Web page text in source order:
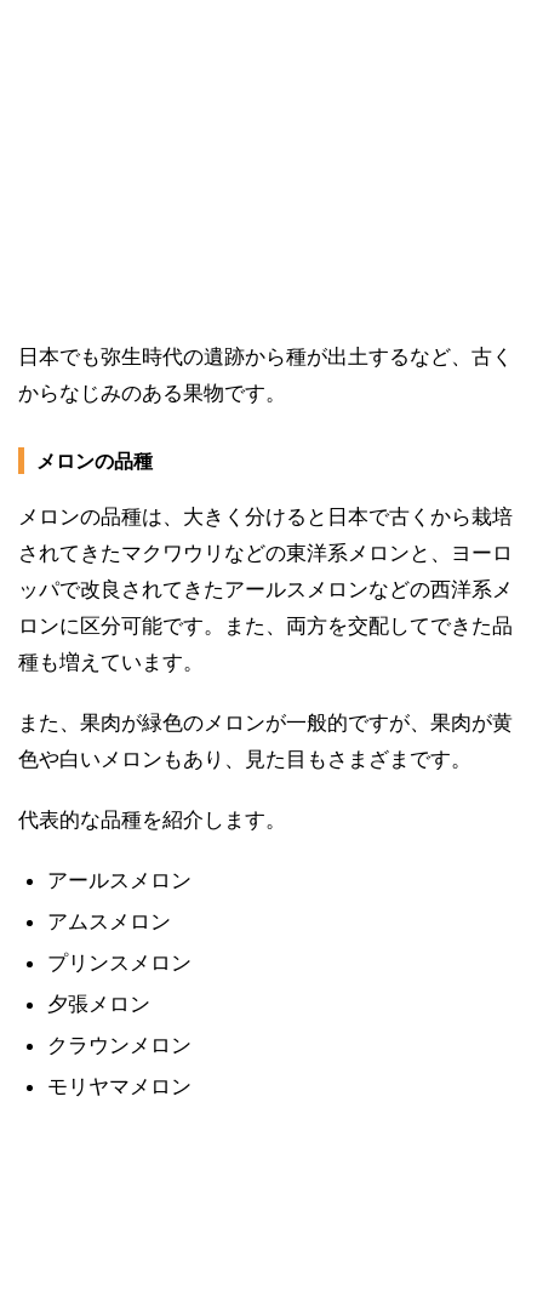
日本でも弥生時代の遺跡から種が出土するなど、古く
からなじみのある果物です。
メロンの品種
メロンの品種は、大きく分けると日本で古くから栽培
されてきたマクワウリなどの東洋系メロンと、ヨーロ
ッパで改良されてきたアールスメロンなどの西洋系メ
ロンに区分可能です。また、両方を交配してできた品
種も増えています。
また、果肉が緑色のメロンが一般的ですが、果肉が黄
色や白いメロンもあり、見た目もさまざまです。
代表的な品種を紹介します。
アールスメロン
アムスメロン
プリンスメロン
夕張メロン
クラウンメロン
モリヤマメロン